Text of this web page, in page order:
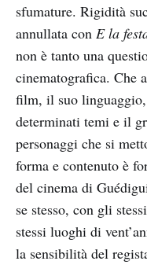
sfumature. Rigidità
annullata con E la
non è tanto una
cinematografica. Che
film, il suo linguaggio,
determinati temi e il
personaggi che si
forma e contenuto è
del cinema di
se stesso, con gli
stessi luoghi di
la sensibilità del